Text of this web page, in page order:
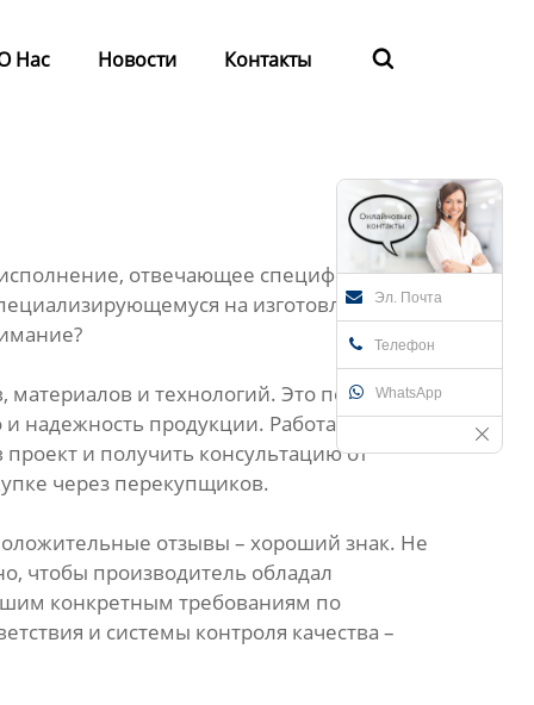
Нас Новости Контакты 
Эл. Почта
Телефон
WhatsApp
исполнение, отвечающее специфическим
на изготовлении
и технологий. Это позволяет
надежность продукции. Работая
и получить консультацию от
через перекупщиков.
отзывы – хороший знак. Не
чтобы производитель обладал
конкретным требованиям по
и системы контроля качества –